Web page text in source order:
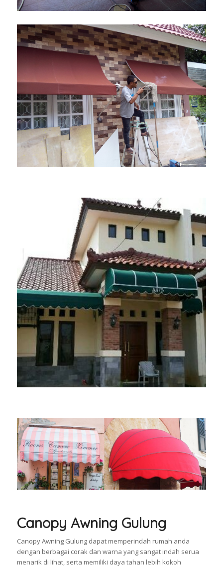
Canopy Awning Gulung
Canopy Awning Gulung dapat memperindah rumah anda
dengan berbagai corak dan warna yang sangat indah serua
menarik di lihat, serta memiliki daya tahan lebih kokoh